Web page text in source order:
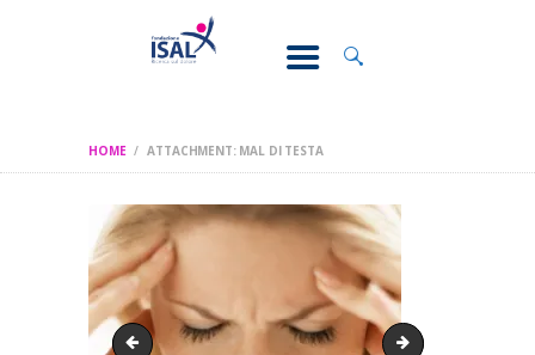
HOME ATTACHMENT: MAL DI TESTA
CONOSCI IL
DOLORE
RICERCA
FORMAZIONE
CHI SIAMO
questionario pazienti mal di schiena